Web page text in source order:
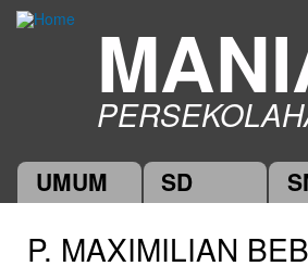
Main menu
UMUM SD
P. MAXIMILIAN